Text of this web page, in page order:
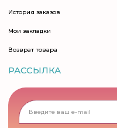
История заказов
Мои закладки
Возврат товара
РАССЫЛКА